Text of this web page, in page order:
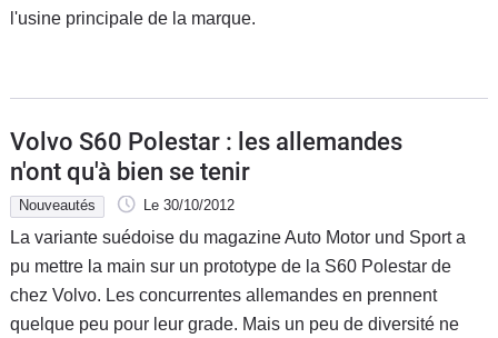
l'usine principale de la marque.
Volvo S60 Polestar : les allemandes
n'ont qu'à bien se tenir
Nouveautés Le 30/10/2012
La variante suédoise du magazine Auto Motor und Sport a
pu mettre la main sur un prototype de la S60 Polestar de
chez Volvo. Les concurrentes allemandes en prennent
quelque peu pour leur grade. Mais un peu de diversité ne